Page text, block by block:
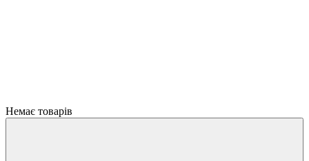
Немає товарів